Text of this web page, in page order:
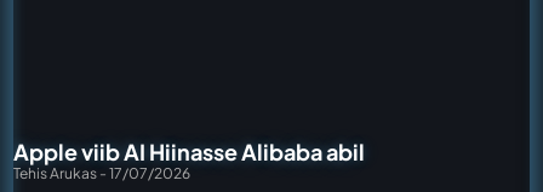
Apple viib AI Hiinasse Alibaba abil
Tehis Arukas 17/07/2026